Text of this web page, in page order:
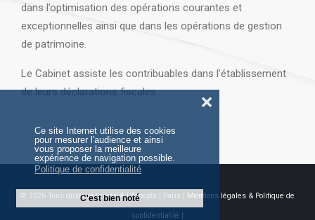
Ce site Internet utilise des cookies
pour mesurer l'audience et ainsi
vous proposer la meilleure
expérience de navigation possible.
Politique de confidentialité
C'est bien noté
❌
dans l’optimisation des opérations courantes et
exceptionnelles ainsi que dans les opérations de gestion
de patrimoine.
Le Cabinet assiste les contribuables dans l’établissement
de leurs déclarations fiscales.
© 2026 Tous droits réservés AJ Avocats | Paris | Mentions légales & Politique de
confidentialité |